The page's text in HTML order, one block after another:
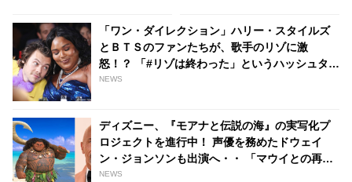
姿をシェア［写真あり］ -
tvgroove
「ワン・ダイレクション」ハリー・スタイルズ
とＢＴＳのファンたちが、歌手のリゾに激
怒！？ 「#リゾは終わった」というハッシュタグ
までできてしまった理由とは[動画あり] |
NEWS
ディズニー、『モアナと伝説の海』の実写化プ
ロジェクトを進行中！ 声優を務めたドウェイ
ン・ジョンソンも出演へ・・ 「マウイとの再会
は私にとって深い意味を持つ」 - tvgroove
NEWS